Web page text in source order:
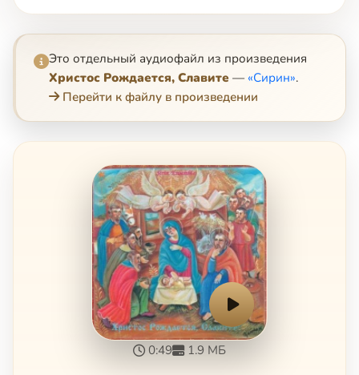
Это отдельный аудиофайл из произведения
Христос Рождается, Славите — «Сирин».
Перейти к файлу в произведении
0:49 1.9 МБ